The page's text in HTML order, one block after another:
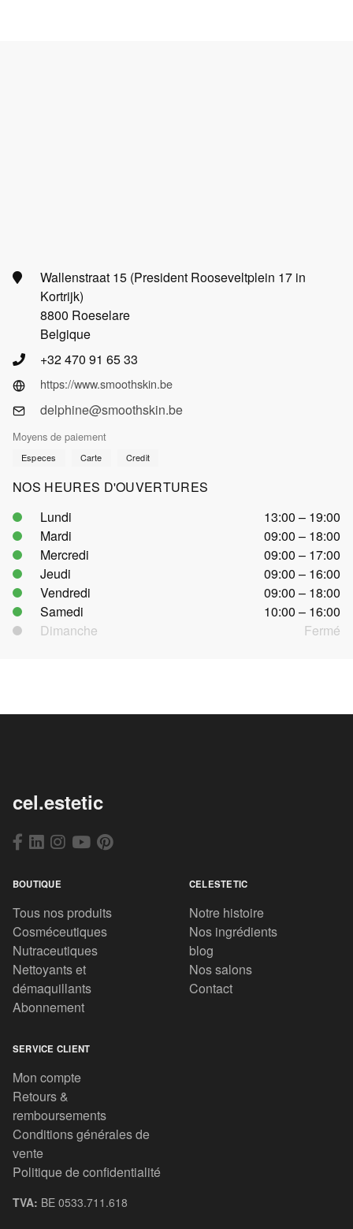
Wallenstraat 15 (President Rooseveltplein 17 in
Kortrijk)
8800 Roeselare
Belgique
+32 470 91 65 33
https://www.smoothskin.be
delphine@smoothskin.be
Moyens de paiement
Especes Carte Credit
NOS HEURES D'OUVERTURES
Lundi
13:00 – 19:00
Mardi
09:00 – 18:00
Mercredi
09:00 – 17:00
Jeudi
09:00 – 16:00
Vendredi
09:00 – 18:00
Samedi
10:00 – 16:00
Dimanche
Fermé
cel.estetic
BOUTIQUE
Tous nos produits
Cosméceutiques
Nutraceutiques
Nettoyants et
démaquillants
Abonnement
CELESTETIC
Notre histoire
Nos ingrédients
blog
Nos salons
Contact
SERVICE CLIENT
Mon compte
Retours &
remboursements
Conditions générales de
vente
Politique de confidentialité
TVA: BE 0533.711.618